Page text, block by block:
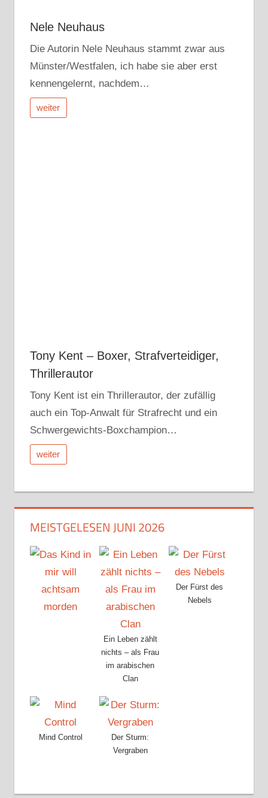
Nele Neuhaus
Die Autorin Nele Neuhaus stammt zwar aus
Münster/Westfalen, ich habe sie aber erst
kennengelernt, nachdem…
weiter
Tony Kent – Boxer, Strafverteidiger,
Thrillerautor
Tony Kent ist ein Thrillerautor, der zufällig
auch ein Top-Anwalt für Strafrecht und ein
Schwergewichts-Boxchampion…
weiter
MEISTGELESEN JUNI 2026
Ein Leben zählt
nichts – als Frau
im arabischen
Clan
Der Fürst des
Nebels
Mind Control
Der Sturm:
Vergraben